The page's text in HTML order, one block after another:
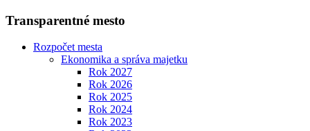
Transparentné mesto
Rozpočet mesta
Ekonomika a správa majetku
Rok 2027
Rok 2026
Rok 2025
Rok 2024
Rok 2023